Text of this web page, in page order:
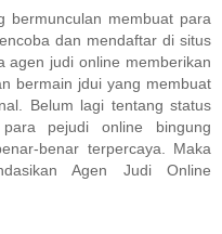
bermunculan membuat para
dan mendaftar di situs
agen judi online memberikan
bermain jdui yang membuat
Belum lagi tentang status
para pejudi online bingung
benar terpercaya. Maka
Agen Judi Online